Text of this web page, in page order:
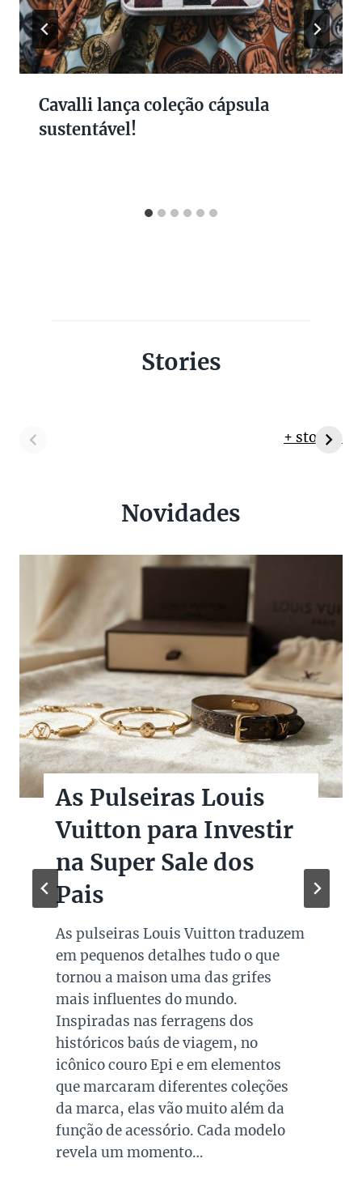
Cavalli lança coleção cápsula
sustentável!
Stories
+ stories
Novidades
As Pulseiras Louis
Vuitton para Investir
na Super Sale dos
Pais
As pulseiras Louis Vuitton traduzem
em pequenos detalhes tudo o que
tornou a maison uma das grifes
mais influentes do mundo.
Inspiradas nas ferragens dos
históricos baús de viagem, no
icônico couro Epi e em elementos
que marcaram diferentes coleções
da marca, elas vão muito além da
função de acessório. Cada modelo
revela um momento…